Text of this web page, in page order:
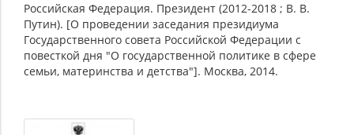
Российская Федерация. Президент (2012-2018 ; В. В.
Путин). [О проведении заседания президиума
Государственного совета Российской Федерации с
повесткой дня "О государственной политике в сфере
семьи, материнства и детства"]. Москва, 2014.